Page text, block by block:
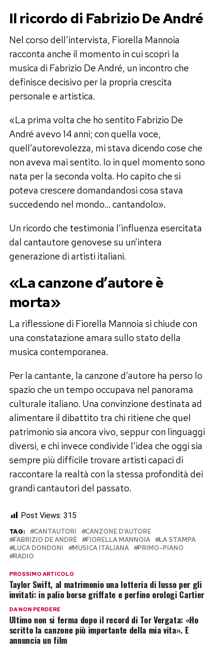
Il ricordo di Fabrizio De André
Nel corso dell’intervista, Fiorella Mannoia
racconta anche il momento in cui scoprì la
musica di Fabrizio De André, un incontro che
definisce decisivo per la propria crescita
personale e artistica.
«La prima volta che ho sentito Fabrizio De
André avevo 14 anni; con quella voce,
quell’autorevolezza, mi stava dicendo cose che
non aveva mai sentito. Io in quel momento sono
nata per la seconda volta. Ho capito che si
poteva crescere domandandosi cosa stava
succedendo nel mondo… cantandolo».
Un ricordo che testimonia l’influenza esercitata
dal cantautore genovese su un’intera
generazione di artisti italiani.
«La canzone d’autore è
morta»
La riflessione di Fiorella Mannoia si chiude con
una constatazione amara sullo stato della
musica contemporanea.
Per la cantante, la canzone d’autore ha perso lo
spazio che un tempo occupava nel panorama
culturale italiano. Una convinzione destinata ad
alimentare il dibattito tra chi ritiene che quel
patrimonio sia ancora vivo, seppur con linguaggi
diversi, e chi invece condivide l’idea che oggi sia
sempre più difficile trovare artisti capaci di
raccontare la realtà con la stessa profondità dei
grandi cantautori del passato.
Post Views: 315
TAG: CANTAUTORI
CANZONE D’AUTORE
FABRIZIO DE ANDRÈ
FIORELLA MANNOIA
LA STAMPA
LUCA DONDONI
MUSICA ITALIANA
PRIMO-PIANO
RADIO
PROSSIMO ARTICOLO
Taylor Swift, al matrimonio una lotteria di lusso per gli
invitati: in palio borse griffate e perfino orologi Cartier
DA NON PERDERE
Ultimo non si ferma dopo il record di Tor Vergata: «Ho
scritto la canzone più importante della mia vita». E
annuncia un film